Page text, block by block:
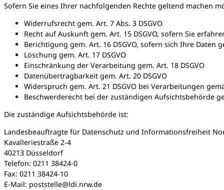
Sofern Sie eines Ihrer nachfolgenden Rechte geltend machen
Widerrufsrecht gem. Art. 7 Abs. 3 DSGVO
Recht auf Auskunft gem. Art. 15 DSGVO, sofern Sie
Berichtigung gem. Art. 16 DSGVO, sofern sich Ihre Daten
Löschung gem. Art. 17 DSGVO
Einschränkung der Verarbeitung gem. Art. 18 DSGVO
Datenübertragbarkeit gem. Art. 20 DSGVO
Widerspruch gem. Art. 21 DSGVO bei Verarbeitungen
Beschwerderecht bei der zuständigen Aufsichtsbehörde
Die zuständige Aufsichtsbehörde ist:
Landesbeauftragte für Datenschutz und Informationsfreiheit
Kavalleriestraße 2-4
40213 Düsseldorf
Telefon: 0211 38424-0
Fax: 0211 38424-10
E-Mail: poststelle@ldi.nrw.de